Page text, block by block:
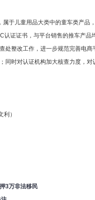
儿童用品大类中的童车类产品
证证书，与平台销售的推车产
处整改工作，进一步规范完善电
同时对认证机构加大核查力度，
）
3万非法移民